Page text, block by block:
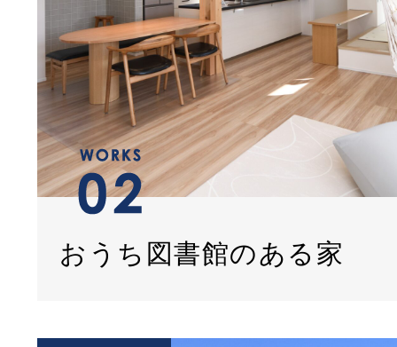
おうち図書館のある家